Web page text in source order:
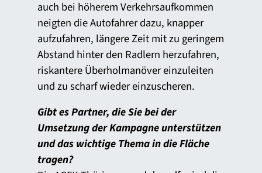
auch bei höherem Verkehrsaufkommen
neigten die Autofahrer dazu, knapper
aufzufahren, längere Zeit mit zu geringem
Abstand hinter den Radlern herzufahren,
riskantere Überholmanöver einzuleiten
und zu scharf wieder einzuscheren.
Gibt es Partner, die Sie bei der
Umsetzung der Kampagne unterstützen
und das wichtige Thema in die Fläche
tragen?